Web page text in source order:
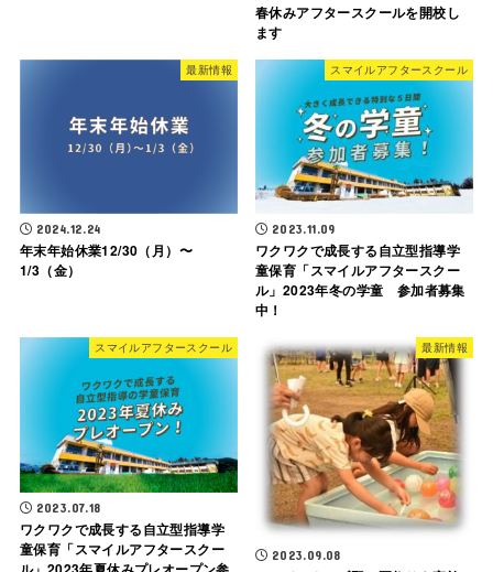
春休みアフタースクールを開校し
ます
最新情報
2024.12.24
年末年始休業12/30（月）〜
1/3（金）
スマイルアフタースクール
2023.11.09
ワクワクで成長する自立型指導学
童保育「スマイルアフタースクー
ル」2023年冬の学童 参加者募集
中！
スマイルアフタースクール
2023.07.18
ワクワクで成長する自立型指導学
童保育「スマイルアフタースクー
最新情報
2023.09.08